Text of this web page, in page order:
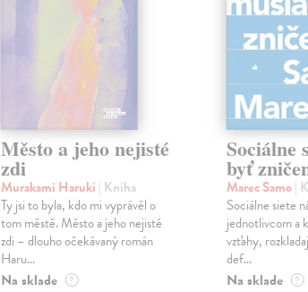
Město a jeho nejisté
zdi
Murakami Haruki | Kniha
Ty jsi to byla, kdo mi vyprávěl o
tom městě. Město a jeho nejisté
zdi – dlouho očekávaný román
Haru...
Na sklade ?
Sociálne
byť
Marec Samo|
Sociálne siete
jednotlivcom a
vzťahy,
def...
Na sklade ?